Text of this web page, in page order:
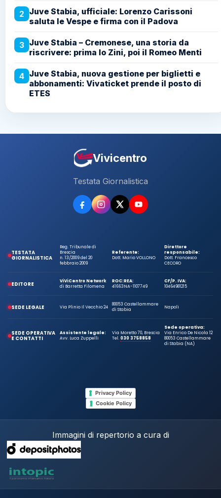
2 Juve Stabia, ufficiale: Lorenzo Carissoni
saluta le Vespe e firma con il Padova
3 Juve Stabia – Cremonese, una storia da
riscrivere: prima lo Zini, poi il Romeo Menti
4 Juve Stabia, nuova gestione per biglietti e
abbonamenti: Vivaticket prende il posto di
ETES
Vivicentro
Testata Giornalistica
TESTATA
GIORNALISTICA
Reg. Tribunale di
Brescia
n. 13/2009 del 20
febbraio 2009
Referente:
Dott. Mario VOLLONO
Direttore
responsabile:
Dott. Francesco
CECORO
EDITORE
ViViCentro Network
di Barretta Filomena
ROC:
41663
REA:
NA-1107749
CF/P. IVA:
10464981215
SEDE LEGALE Via Plinio Il Vecchio 24
80053 Castellammare
di Stabia
Napoli
SEDE OPERATIVA
E CONTATTI
Assistente legale:
Avv. Luca Zuppelli
Via Moretto 70, Brescia
Tel.030 3758858
Sede operativa:
Via Enrico De Nicola 12
80053 Castellammare
di Stabia (NA)
Privacy Policy
Cookie Policy
Immagini di repertorio a cura di